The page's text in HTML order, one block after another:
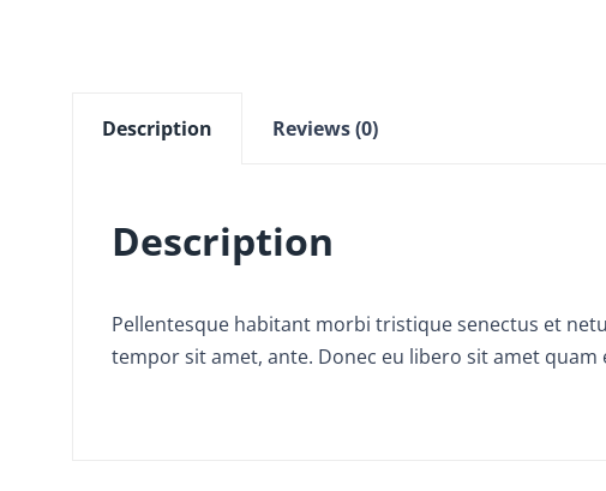
Description Reviews (0)
Description
Pellentesque habitant morbi tristique senectus et
tempor sit amet, ante. Donec eu libero sit amet